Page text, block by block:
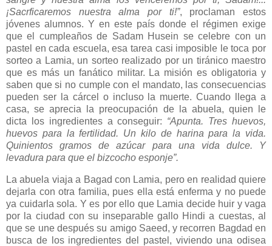
¡Sacrficaremos nuestra alma por ti!”, proclaman estos
jóvenes alumnos. Y en este país donde el régimen exige
que el cumpleaños de Sadam Husein se celebre con un
pastel en cada escuela, esa tarea casi imposible le toca por
sorteo a Lamia, un sorteo realizado por un tiránico maestro
que es más un fanático militar. La misión es obligatoria y
saben que si no cumple con el mandato, las consecuencias
pueden ser la cárcel o incluso la muerte. Cuando llega a
casa, se aprecia la preocupación de la abuela, quien le
dicta los ingredientes a conseguir: “Apunta. Tres huevos,
huevos para la fertilidad. Un kilo de harina para la vida.
Quinientos gramos de azúcar para una vida dulce. Y
levadura para que el bizcocho esponje”.
La abuela viaja a Bagad con Lamia, pero en realidad quiere
dejarla con otra familia, pues ella está enferma y no puede
ya cuidarla sola. Y es por ello que Lamia decide huir y vaga
por la ciudad con su inseparable gallo Hindi a cuestas, al
que se une después su amigo Saeed, y recorren Bagdad en
busca de los ingredientes del pastel, viviendo una odisea